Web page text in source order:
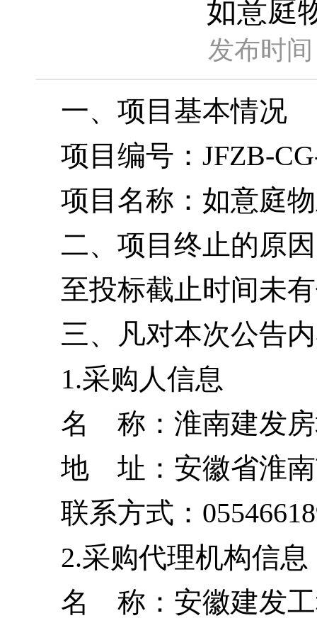
如意庭
发布时
一、项目基本情况
项目编号：JFZB-
项目名称：如意庭
二、项目终止的原因
至投标截止时间未
三、凡对本次公告
1.采购人信息
名 称：淮南建发
地 址：安徽省淮南
联系方式：
2.采购代理机构信息
名 称：安徽建发